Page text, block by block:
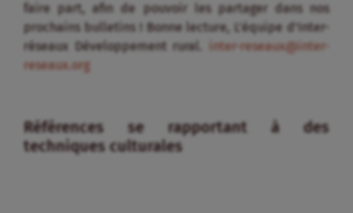
faire part, afin de pouvoir les partager dans nos
prochains bulletins ! Bonne lecture, L’équipe d’Inter-
réseaux Développement rural.
inter-reseaux@inter-
reseaux.org
Références se rapportant à des
techniques culturales